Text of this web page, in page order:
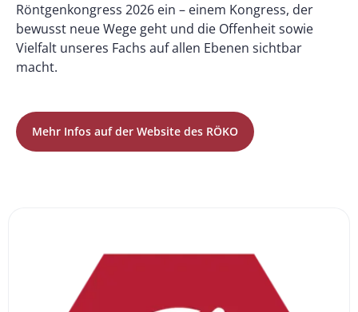
Röntgenkongress 2026 ein – einem Kongress, der
bewusst neue Wege geht und die Offenheit sowie
Vielfalt unseres Fachs auf allen Ebenen sichtbar
macht.
Mehr Infos auf der Website des RÖKO